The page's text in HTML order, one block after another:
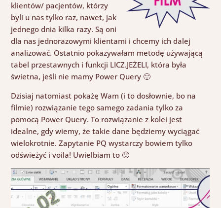
klientów/ pacjentów, którzy
byli u nas tylko raz, nawet, jak
jednego dnia kilka razy. Są oni
dla nas jednorazowymi klientami i chcemy ich dalej
analizować. Ostatnio pokazywałam metodę używającą
tabel przestawnych i funkcji LICZ.JEŻELI, która była
świetna, jeśli nie mamy Power Query 🙂
Dzisiaj natomiast pokażę Wam (i to dosłownie, bo na
filmie) rozwiązanie tego samego zadania tylko za
pomocą Power Query. To rozwiązanie z kolei jest
idealne, gdy wiemy, że takie dane będziemy wyciągać
wielokrotnie. Zapytanie PQ wystarczy bowiem tylko
odświeżyć i voila! Uwielbiam to 🙂